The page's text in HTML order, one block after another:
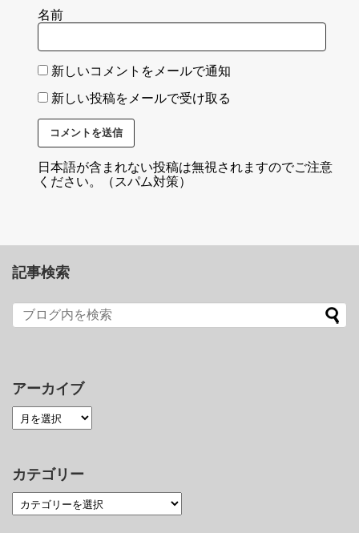
名前
新しいコメントをメールで通知
新しい投稿をメールで受け取る
日本語が含まれない投稿は無視されますのでご注意
ください。（スパム対策）
記事検索
アーカイブ
カテゴリー